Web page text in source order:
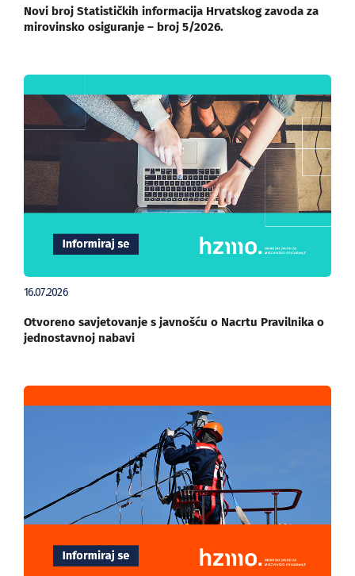
Novi broj Statističkih informacija Hrvatskog zavoda za
mirovinsko osiguranje – broj 5/2026.
16.07.2026
Otvoreno savjetovanje s javnošću o Nacrtu Pravilnika o
jednostavnoj nabavi